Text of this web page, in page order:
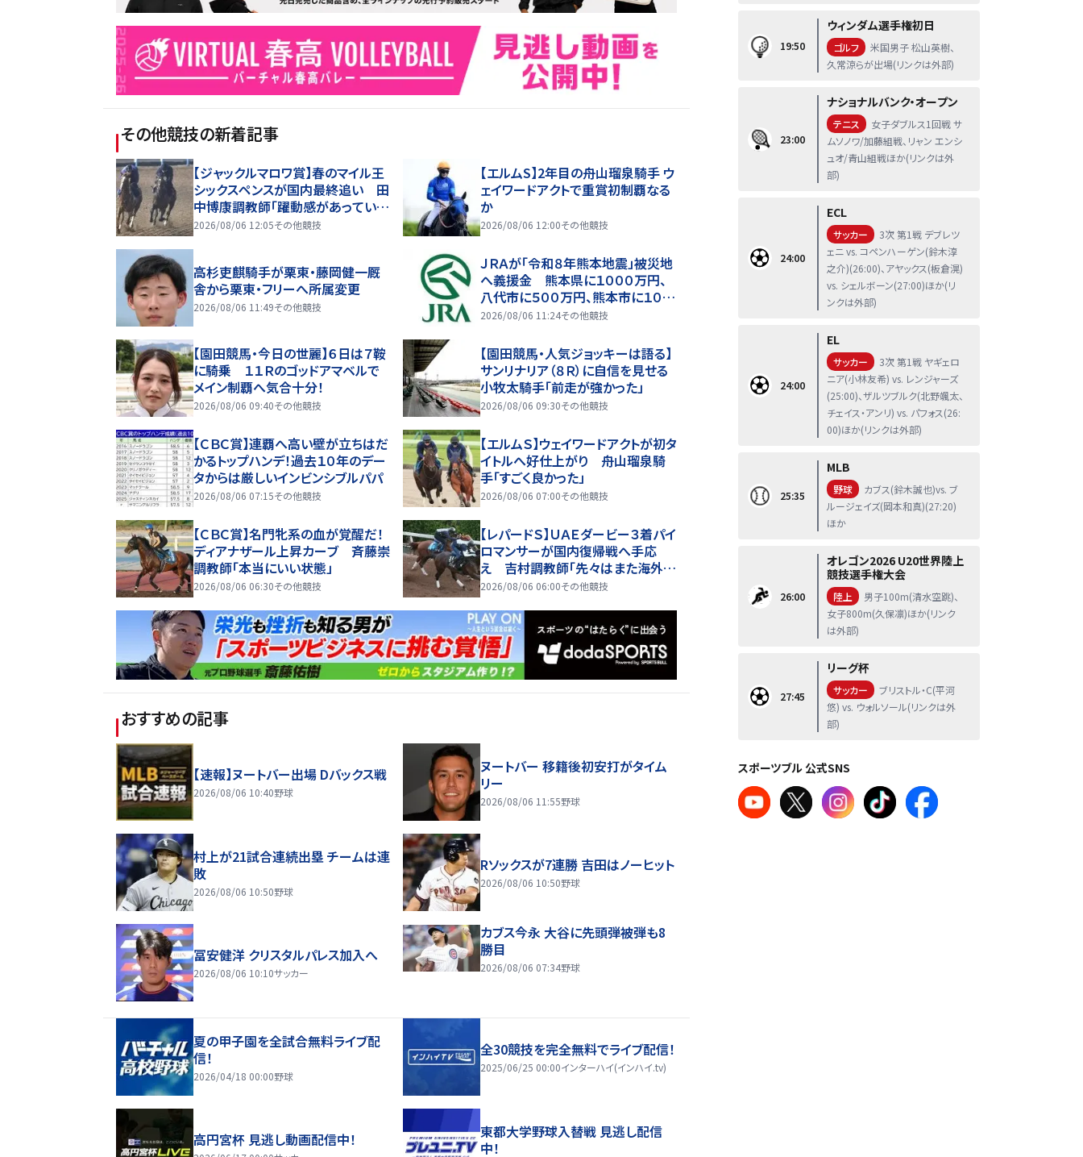
その他競技の新着記事
【ジャックルマロワ賞】春のマイル王
シックスペンスが国内最終追い 田
中博康調教師「躍動感があっていい
動き」
2026/08/06 12:05その他競技
【エルムS】2年目の舟山瑠泉騎手 ウ
ェイワードアクトで重賞初制覇なる
か
2026/08/06 12:00その他競技
高杉吏麒騎手が栗東・藤岡健一厩
舎から栗東・フリーへ所属変更
2026/08/06 11:49その他競技
ＪＲＡが「令和８年熊本地震」被災地
へ義援金 熊本県に１０００万円、
八代市に５００万円、熊本市に１００
万円
2026/08/06 11:24その他競技
【園田競馬・今日の世麗】６日は７鞍
に騎乗 １１Ｒのゴッドアマベルで
メイン制覇へ気合十分！
2026/08/06 09:40その他競技
【園田競馬・人気ジョッキーは語る】
サンリナリア（８Ｒ）に自信を見せる
小牧太騎手「前走が強かった」
2026/08/06 09:30その他競技
【ＣＢＣ賞】連覇へ高い壁が立ちはだ
かるトップハンデ！過去１０年のデー
タからは厳しいインビンシブルパパ
2026/08/06 07:15その他競技
【エルムＳ】ウェイワードアクトが初タ
イトルへ好仕上がり 舟山瑠泉騎
手「すごく良かった」
2026/08/06 07:00その他競技
【ＣＢＣ賞】名門牝系の血が覚醒だ！
ディアナザール上昇カーブ 斉藤崇
調教師「本当にいい状態」
2026/08/06 06:30その他競技
【レパードＳ】ＵＡＥダービー３着パイ
ロマンサーが国内復帰戦へ手応
え 吉村調教師「先々はまた海外に
行きたい」
2026/08/06 06:00その他競技
おすすめの記事
【速報】ヌートバー出場 Dバックス戦
2026/08/06 10:40野球
ヌートバー 移籍後初安打がタイム
リー
2026/08/06 11:55野球
村上が21試合連続出塁 チームは連
敗
2026/08/06 10:50野球
Rソックスが7連勝 吉田はノーヒット
2026/08/06 10:50野球
冨安健洋 クリスタルパレス加入へ
2026/08/06 10:10サッカー
カブス今永 大谷に先頭弾被弾も8
勝目
2026/08/06 07:34野球
夏の甲子園を全試合無料ライブ配
信！
2026/04/18 00:00野球
全30競技を完全無料でライブ配信！
2025/06/25 00:00インターハイ(インハイ.tv)
高円宮杯 見逃し動画配信中！
東都大学野球入替戦 見逃し配信
中！
19:50
ウィンダム選手権初日
ゴルフ
米国男子 松山英樹、
久常涼らが出場(リンクは外部)
23:00
ナショナルバンク・オープン
テニス
女子ダブルス1回戦 サ
ムソノワ/加藤組戦、リャン エンシ
ュオ/青山組戦ほか(リンクは外
部)
24:00
ECL
サッカー
3次 第1戦 デブレツ
ェニ vs. コペンハーゲン(鈴木淳
之介)(26:00)、アヤックス(板倉滉)
vs. シェルボーン(27:00)ほか(リ
ンクは外部)
24:00
EL
サッカー
3次 第1戦 ヤギェロ
ニア(小林友希) vs. レンジャーズ
(25:00)、ザルツブルク(北野颯太、
チェイス・アンリ) vs. パフォス(26:
00)ほか(リンクは外部)
25:35
MLB
野球
カブス(鈴木誠也)vs. ブ
ルージェイズ(岡本和真)(27:20)
ほか
26:00
オレゴン2026 U20世界陸上
競技選手権大会
陸上
男子100m(清水空跳)、
女子800m(久保凛)ほか(リンク
は外部)
27:45
リーグ杯
サッカー
ブリストル・C(平河
悠) vs. ウォルソール(リンクは外
部)
スポーツブル 公式SNS